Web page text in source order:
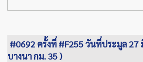
#0692 ครั้งที่ #F255 วันที่ประมูล 27
บางนา กม. 35 )